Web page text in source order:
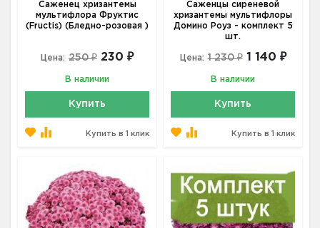
Саженец хризантемы
мультифлора Фруктис
(Fructis) (Бледно-розовая )
Цена: 250 ₽ 230 ₽
В наличии
Купить
Купить в 1 клик
Саженцы сиреневой
хризантемы мультифлоры
Домино Роуз - комплект 5
шт.
Цена: 1 230 ₽ 1 140 ₽
В наличии
Купить
Купить в 1 клик